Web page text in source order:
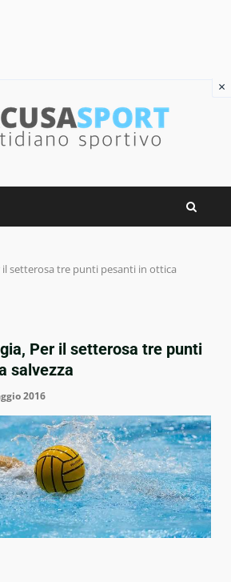
setterosa tre punti pesanti in ottica
Per il setterosa tre punti
salvezza
2016
×